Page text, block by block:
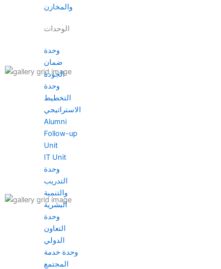
والمخازن
الوحدات
وحدة
ضمان
الجودة
وحدة
التخطيط
الاستراتيجي
Alumni
Follow-up
Unit
IT Unit
وحدة
التدريب
والتنمية
البشرية
وحدة
التعاون
الدولي
وحدة خدمة
المجتمع